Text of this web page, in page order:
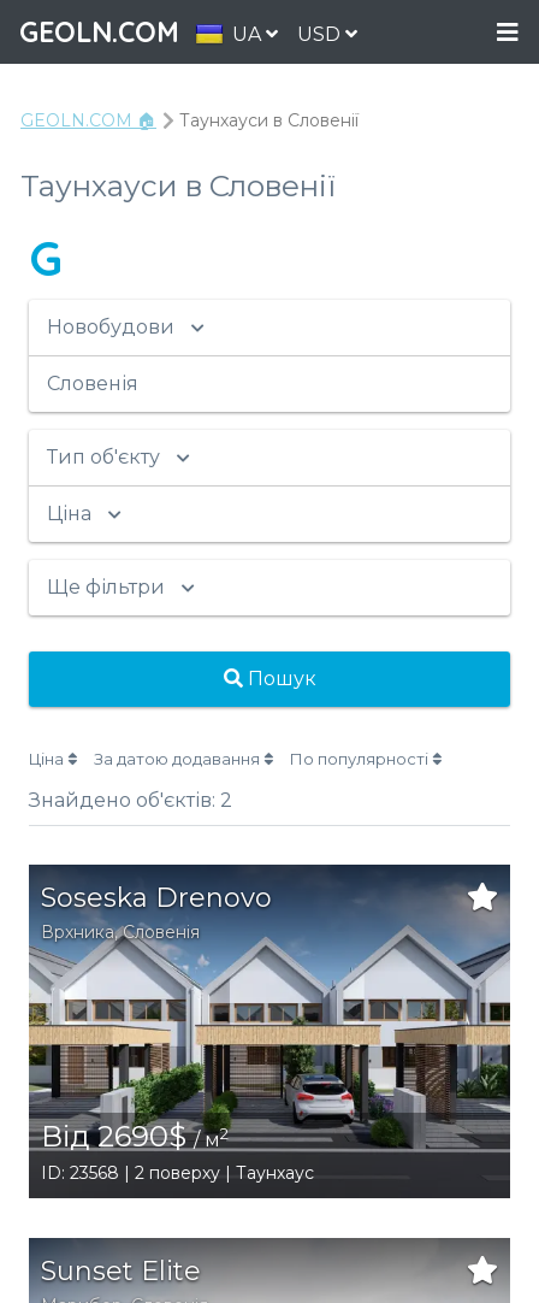
GEOLN.COM UA USD
GEOLN.COM 🏠 Таунхауси в Словенії
Таунхауси в Словенії
G
Новобудови
Словенія
Тип об'єкту
Ціна
Ще фільтри
Пошук
Ціна За датою додавання По популярності
Знайдено об'єктів: 2
Soseska Drenovo
Врхника,Словенія
Від 2690$/ м2
ID: 23568 | 2 поверху | Таунхаус
Sunset Elite